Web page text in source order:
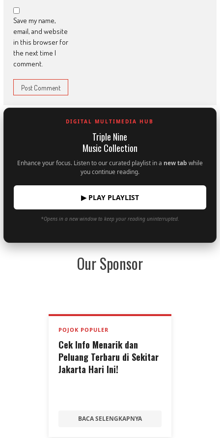
Save my name,
email, and website
in this browser for
the next time I
comment.
DIGITAL MULTIMEDIA HUB
Triple Nine
Music Collection
Enhance your focus. Listen to our curated playlist in a new tab while
you continue reading.
▶ PLAY PLAYLIST
*Opens in a new window to keep your reading uninterrupted.
Our Sponsor
POJOK POPULER
Cek Info Menarik dan
Peluang Terbaru di Sekitar
Jakarta Hari Ini!
BACA SELENGKAPNYA